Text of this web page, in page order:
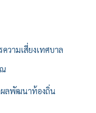
วามเสี่ยงเทศบาล
ผลพัฒนาท้องถิ่น